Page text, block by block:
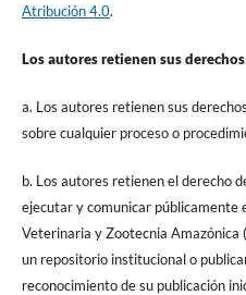
Atribución 4.0.
Los autores retienen sus
a. Los autores retienen sus
sobre cualquier proceso o
b. Los autores retienen el derecho
ejecutar y comunicar públicamente
Veterinaria y Zootecnia Amazónica
un repositorio institucional o
reconocimiento de su publicación